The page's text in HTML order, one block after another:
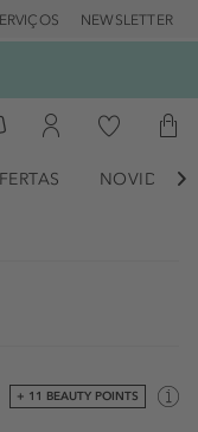
NEWSLETTER

+ 11 BEAUTY POINTS